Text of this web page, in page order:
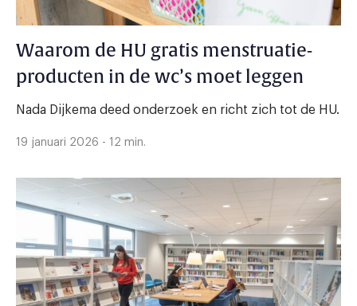
Waarom de HU gratis menstruatie-
producten in de wc’s moet leggen
Nada Dijkema deed onderzoek en richt zich tot de HU.
19 januari 2026 - 12 min.